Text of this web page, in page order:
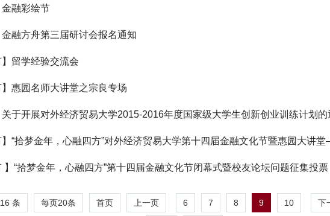
金融彩绘节
金融方舟第三届研讨会报名通知
】留学经验交流会
】惠园名师大讲堂之宗良专场
关于开展对外经济贸易大学2015-2016年度国家级大学生创新创业训练计划的
】“拾梦金年，心融四方”对外经济贸易大学第十四届金融文化节暨惠园大讲
】“拾梦金年，心融四方”第十四届金融文化节闭幕式暨校友论坛问题征集投票
条 每页20条 首页 上一页 6 7 8 9 10 下